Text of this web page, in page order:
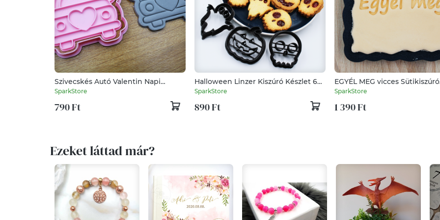
Szivecskés Autó Valentin Napi
Sütikiszúró Szerelmednek Párodnak
Ajándék
SparkStore
790 Ft
Halloween Linzer Kiszúró Készlet 6
db-os
SparkStore
890 Ft
EGYÉL MEG vicces Sütikiszúró
Fondanthoz Keszkhez
SparkStore
1 390 Ft
Ezeket láttad már?